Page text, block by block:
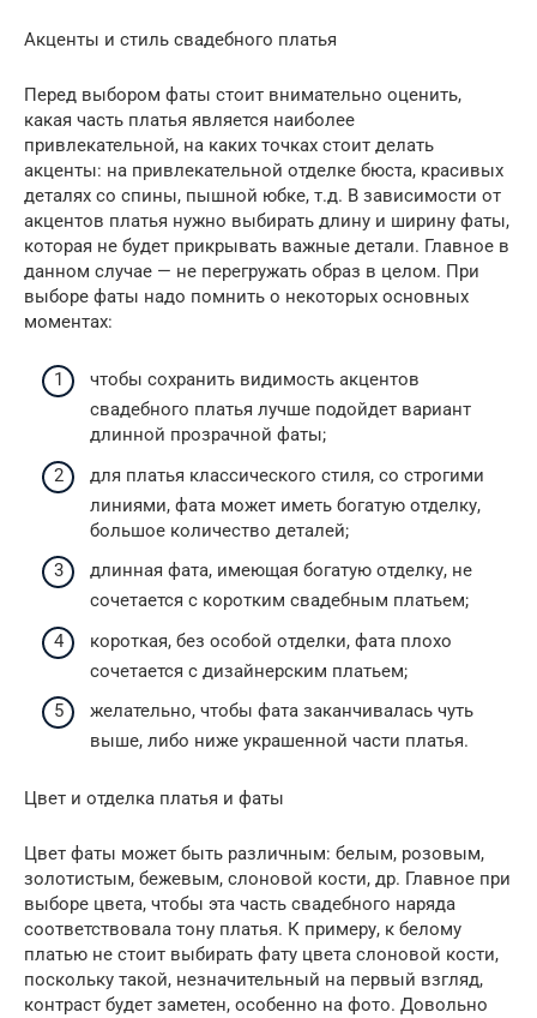
Акценты и стиль свадебного платья
Перед выбором фаты стоит внимательно оценить,
какая часть платья является наиболее
привлекательной, на каких точках стоит делать
акценты: на привлекательной отделке бюста, красивых
деталях со спины, пышной юбке, т.д. В зависимости от
акцентов платья нужно выбирать длину и ширину фаты,
которая не будет прикрывать важные детали. Главное в
данном случае — не перегружать образ в целом. При
выборе фаты надо помнить о некоторых основных
моментах:
чтобы сохранить видимость акцентов
свадебного платья лучше подойдет вариант
длинной прозрачной фаты;
для платья классического стиля, со строгими
линиями, фата может иметь богатую отделку,
большое количество деталей;
длинная фата, имеющая богатую отделку, не
сочетается с коротким свадебным платьем;
короткая, без особой отделки, фата плохо
сочетается с дизайнерским платьем;
желательно, чтобы фата заканчивалась чуть
выше, либо ниже украшенной части платья.
Цвет и отделка платья и фаты
Цвет фаты может быть различным: белым, розовым,
золотистым, бежевым, слоновой кости, др. Главное при
выборе цвета, чтобы эта часть свадебного наряда
соответствовала тону платья. К примеру, к белому
платью не стоит выбирать фату цвета слоновой кости,
поскольку такой, незначительный на первый взгляд,
контраст будет заметен, особенно на фото. Довольно